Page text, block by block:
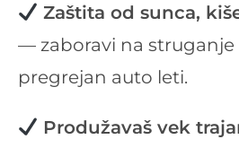
Zaštita od sunca,
— zaboravi na struganje
pregrejan auto leti.
Produžavaš vek